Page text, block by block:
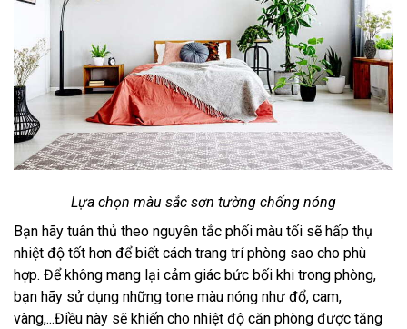
Lựa chọn màu sắc sơn tường chống nóng
Bạn hãy tuân thủ theo nguyên tắc phối màu tối sẽ hấp thụ
nhiệt độ tốt hơn để biết cách trang trí phòng sao cho phù
hợp. Để không mang lại cảm giác bức bối khi trong phòng,
bạn hãy sử dụng những tone màu nóng như đổ, cam,
vàng,...Điều này sẽ khiến cho nhiệt độ căn phòng được tăng